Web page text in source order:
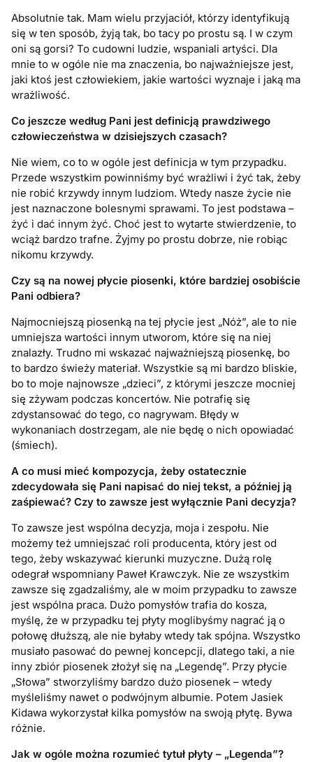
Absolutnie tak. Mam wielu przyjaciół, którzy identyfikują
się w ten sposób, żyją tak, bo tacy po prostu są. I w czym
oni są gorsi? To cudowni ludzie, wspaniali artyści. Dla
mnie to w ogóle nie ma znaczenia, bo najważniejsze jest,
jaki ktoś jest człowiekiem, jakie wartości wyznaje i jaką ma
wrażliwość.
Co jeszcze według Pani jest definicją prawdziwego
człowieczeństwa w dzisiejszych czasach?
Nie wiem, co to w ogóle jest definicja w tym przypadku.
Przede wszystkim powinniśmy być wrażliwi i żyć tak, żeby
nie robić krzywdy innym ludziom. Wtedy nasze życie nie
jest naznaczone bolesnymi sprawami. To jest podstawa –
żyć i dać innym żyć. Choć jest to wytarte stwierdzenie, to
wciąż bardzo trafne. Żyjmy po prostu dobrze, nie robiąc
nikomu krzywdy.
Czy są na nowej płycie piosenki, które bardziej osobiście
Pani odbiera?
Najmocniejszą piosenką na tej płycie jest „Nóż”, ale to nie
umniejsza wartości innym utworom, które się na niej
znalazły. Trudno mi wskazać najważniejszą piosenkę, bo
to bardzo świeży materiał. Wszystkie są mi bardzo bliskie,
bo to moje najnowsze „dzieci”, z którymi jeszcze mocniej
się zżywam podczas koncertów. Nie potrafię się
zdystansować do tego, co nagrywam. Błędy w
wykonaniach dostrzegam, ale nie będę o nich opowiadać
(śmiech).
A co musi mieć kompozycja, żeby ostatecznie
zdecydowała się Pani napisać do niej tekst, a później ją
zaśpiewać? Czy to zawsze jest wyłącznie Pani decyzja?
To zawsze jest wspólna decyzja, moja i zespołu. Nie
możemy też umniejszać roli producenta, który jest od
tego, żeby wskazywać kierunki muzyczne. Dużą rolę
odegrał wspomniany Paweł Krawczyk. Nie ze wszystkim
zawsze się zgadzaliśmy, ale w moim przypadku to zawsze
jest wspólna praca. Dużo pomysłów trafia do kosza,
myślę, że w przypadku tej płyty moglibyśmy nagrać ją o
połowę dłuższą, ale nie byłaby wtedy tak spójna. Wszystko
musiało pasować do pewnej koncepcji, dlatego taki, a nie
inny zbiór piosenek złożył się na „Legendę”. Przy płycie
„Słowa” stworzyliśmy bardzo dużo piosenek – wtedy
myśleliśmy nawet o podwójnym albumie. Potem Jasiek
Kidawa wykorzystał kilka pomysłów na swoją płytę. Bywa
różnie.
Jak w ogóle można rozumieć tytuł płyty – „Legenda”?